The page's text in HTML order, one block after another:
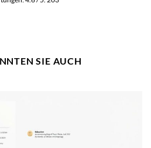
SIE AUCH